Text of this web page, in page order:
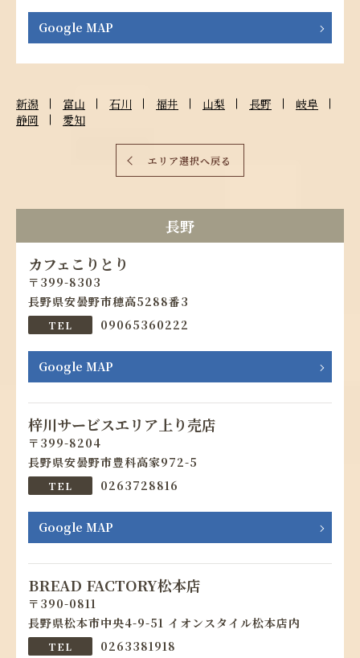
Google MAP
新潟 富山 石川 福井 山梨 長野
岐阜
静岡
愛知
エリア選択へ戻る
長野
カフェこりとり
399-8303
長野県安曇野市穂高5288番3
09065360222
Google MAP
梓川サービスエリア上り売店
399-8204
長野県安曇野市豊科高家972-5
0263728816
Google MAP
BREAD FACTORY松本店
390-0811
長野県松本市中央4-9-51 イオンスタイル松本店内
0263381918